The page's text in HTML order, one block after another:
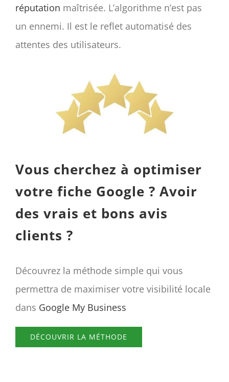
réputation maîtrisée. L’algorithme n’est pas
un ennemi. Il est le reflet automatisé des
attentes des utilisateurs.
Vous cherchez à optimiser
votre fiche Google ? Avoir
des vrais et bons avis
clients ?
Découvrez la méthode simple qui vous
permettra de maximiser votre visibilité locale
dans Google My Business
DÉCOUVRIR LA MÉTHODE